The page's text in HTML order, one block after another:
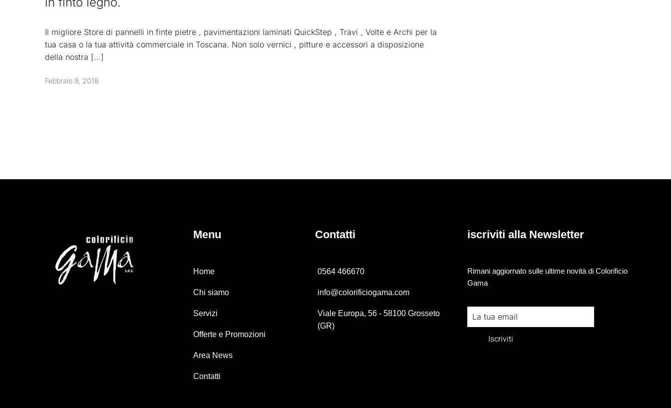
Il migliore Store di pannelli in finte pietre , pavimentazioni laminati QuickStep , Travi , Volte e Archi per la
tua casa o la tua attività commerciale in Toscana. Non solo vernici , pitture e accessori a disposizione
della nostra […]
Febbraio 9, 2018
Menu
Home
Chi siamo
Servizi
Offerte e Promozioni
Area News
Contatti
Contatti
0564 466670
info@colorificiogama.com
Viale Europa, 56 - 58100 Grosseto
(GR)
iscriviti alla Newsletter
Rimani aggiornato sulle ultime novità di Colorificio
Gama